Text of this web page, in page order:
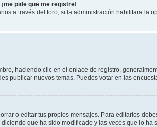
pide que me registre!
a través del foro, si la administración habilitara la
haciendo clic en el enlace de registro,
publicar nuevos temas, Puedes votar en las
o editar tus propios mensajes. Para editarlos
que ha sido modificado y las veces que lo